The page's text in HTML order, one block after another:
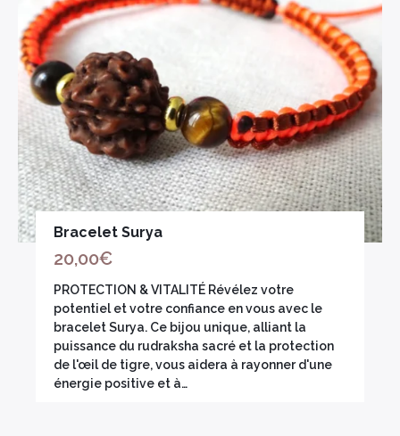
Bracelet Surya
20,00€
PROTECTION & VITALITÉ Révélez votre
potentiel et votre confiance en vous avec le
bracelet Surya. Ce bijou unique, alliant la
puissance du rudraksha sacré et la protection
de l'œil de tigre, vous aidera à rayonner d'une
énergie positive et à…